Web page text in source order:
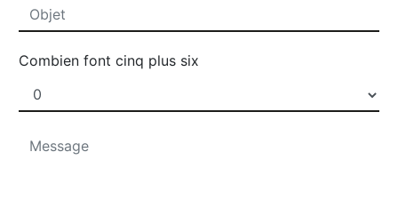
Combien font cinq plus six